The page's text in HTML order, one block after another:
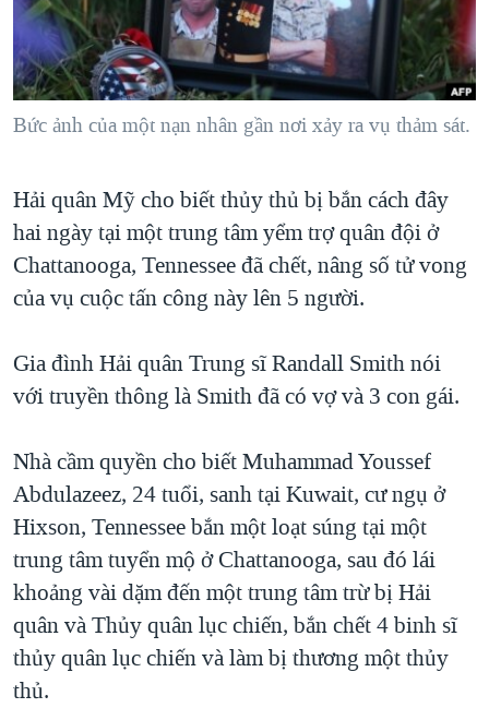
"Tìm"NGƯỜI VIỆT HẢI NGOẠI
ĐỜI SỐNG
KINH TẾ
THỂ THAO
GIÁO DỤC
TẠI
HÀNH TRÌNH BẦU CỬ 2024
MỘT NĂM CHIẾN TRANH TẠI DẢI GAZA
GIẢI MÃ VÀNH ĐAI & CON ĐƯỜNG
TRỊNH VĨNH BÌNH - NGƯỜI HẠ 'BÊN THẮNG CUỘC'
GROUND ZERO – XƯA VÀ NAY
CHI PHÍ CHIẾN TRANH AFGHANISTAN
THƯỢNG ĐỈNH TRUMP-KIM TẠI VIỆT NAM
TRỊNH VĨNH BÌNH VS. CHÍNH PHỦ VIỆT NAM
BÊN KIA QUỐC LỘ: TIẾNG VỌNG TỪ NÔNG THÔN MỸ
QUAN HỆ VIỆT MỸ
VIDEO
NGHE
MẠNG XÃ HỘI
Ngôn ngữ khác
Bức ảnh của một nạn nhân gần nơi xảy ra vụ thảm sát.
Hải quân Mỹ cho biết thủy thủ bị bắn cách đây
hai ngày tại một trung tâm yểm trợ quân đội ở
Chattanooga, Tennessee đã chết, nâng số tử vong
của vụ cuộc tấn công này lên 5 người.
Gia đình Hải quân Trung sĩ Randall Smith nói
với truyền thông là Smith đã có vợ và 3 con gái.
Nhà cầm quyền cho biết Muhammad Youssef
Abdulazeez, 24 tuổi, sanh tại Kuwait, cư ngụ ở
Hixson, Tennessee bắn một loạt súng tại một
trung tâm tuyển mộ ở Chattanooga, sau đó lái
khoảng vài dặm đến một trung tâm trừ bị Hải
quân và Thủy quân lục chiến, bắn chết 4 binh sĩ
thủy quân lục chiến và làm bị thương một thủy
thủ.